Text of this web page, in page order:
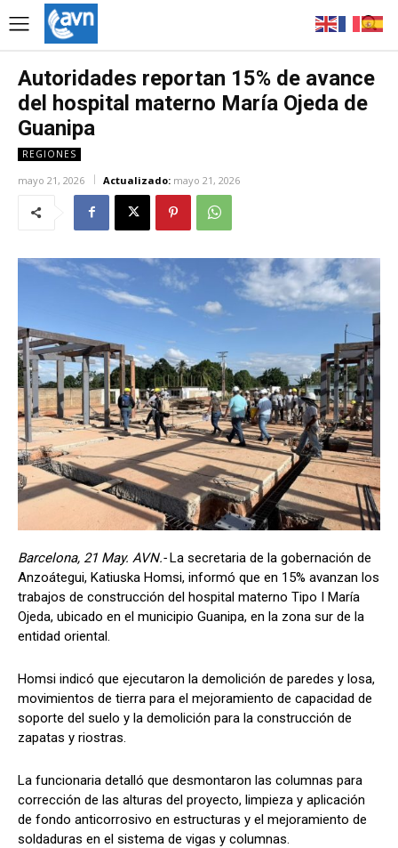
Autoridades reportan 15% de avance
del hospital materno María Ojeda de
Guanipa
REGIONES
mayo 21, 2026 Actualizado: mayo 21, 2026
Barcelona, 21 May. AVN.-La secretaria de la gobernación de
Anzoátegui, Katiuska Homsi, informó que en 15% avanzan los
trabajos de construcción del hospital materno Tipo I María
Ojeda, ubicado en el municipio Guanipa, en la zona sur de la
entidad oriental.
Homsi indicó que ejecutaron la demolición de paredes y losa,
movimientos de tierra para el mejoramiento de capacidad de
soporte del suelo y la demolición para la construcción de
zapatas y riostras.
La funcionaria detalló que desmontaron las columnas para
corrección de las alturas del proyecto, limpieza y aplicación
de fondo anticorrosivo en estructuras y el mejoramiento de
soldaduras en el sistema de vigas y columnas.